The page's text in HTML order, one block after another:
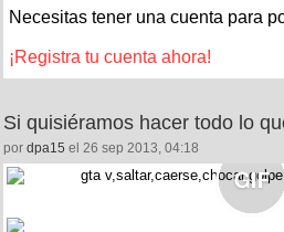
Necesitas tener una cuenta para
¡Registra tu cuenta ahora!
Si quisiéramos hacer todo lo
por dpa15 el 26 sep 2013, 04:18